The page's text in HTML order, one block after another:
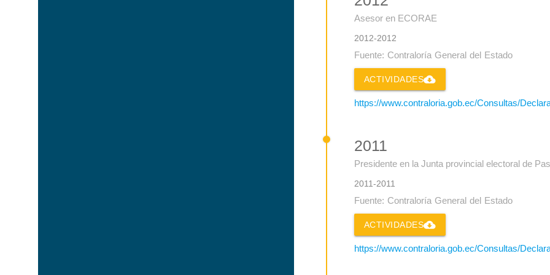
Asesor en ECORAE
2012-2012
Fuente: Contraloría General del Estado
cloud_download
ACTIVIDADES
https://www.contraloria.gob.ec/Consultas/
2011
Presidente en la Junta provincial electoral de
2011-2011
Fuente: Contraloría General del Estado
cloud_download
ACTIVIDADES
https://www.contraloria.gob.ec/Consultas/